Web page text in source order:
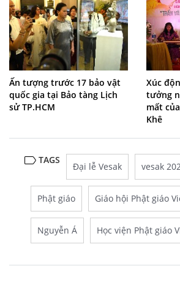
Ấn tượng trước 17 bảo vật
quốc gia tại Bảo tàng Lịch
sử TP.HCM
Xúc
tưởng
mất
Khê
TAGS
Đại lễ Vesak vesak
Phật giáo Giáo hội Phật giáo
Nguyễn Á Học viện Phật giáo